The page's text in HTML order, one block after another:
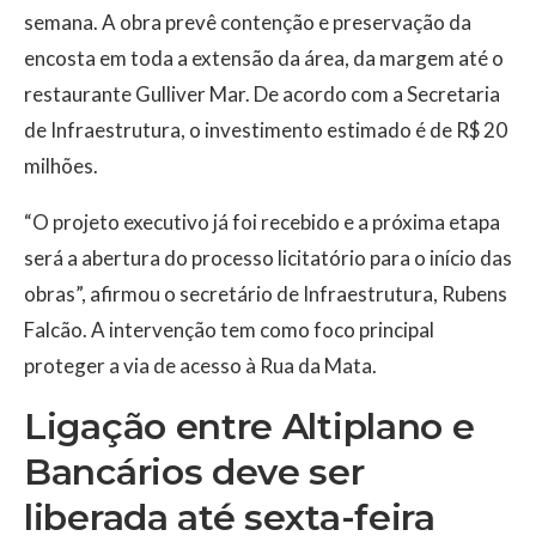
semana. A obra prevê contenção e preservação da
encosta em toda a extensão da área, da margem até o
restaurante Gulliver Mar. De acordo com a Secretaria
de Infraestrutura, o investimento estimado é de R$ 20
milhões.
“O projeto executivo já foi recebido e a próxima etapa
será a abertura do processo licitatório para o início das
obras”, afirmou o secretário de Infraestrutura, Rubens
Falcão. A intervenção tem como foco principal
proteger a via de acesso à Rua da Mata.
Ligação entre Altiplano e
Bancários deve ser
liberada até sexta-feira